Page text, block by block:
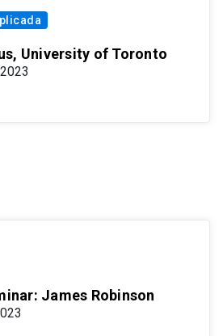
University of Toronto
James Robinson